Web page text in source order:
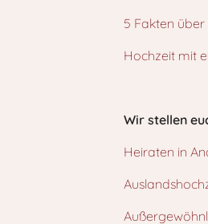
5 Fakten
Hochzeit mit
Wir stellen
Heiraten in